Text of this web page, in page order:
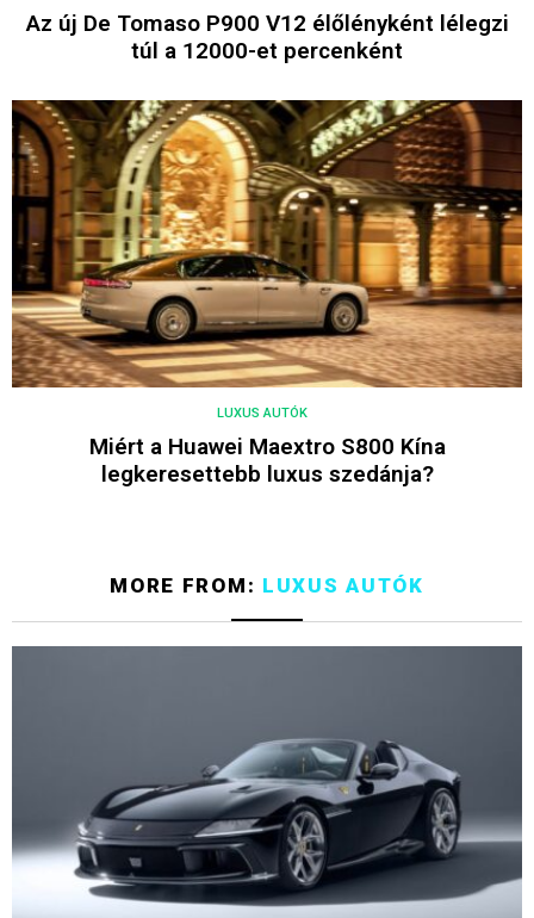
Az új De Tomaso P900 V12 élőlényként lélegzi
túl a 12000-et percenként
LUXUS AUTÓK
Miért a Huawei Maextro S800 Kína
legkeresettebb luxus szedánja?
MORE FROM: LUXUS AUTÓK